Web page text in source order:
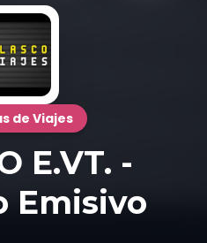
de Viajes
E.VT. -
Emisivo